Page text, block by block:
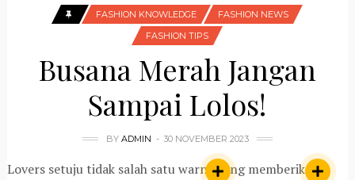
FASHION KNOWLEDGE
FASHION NEWS
FASHION TIPS
Busana Merah Jangan
Sampai Lolos!
BY ADMIN 30 NOVEMBER 2023
Lovers setuju tidak salah satu warna yang memberikan